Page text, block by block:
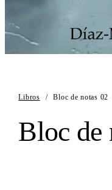
Libros / Bloc de notas 02
Bloc de